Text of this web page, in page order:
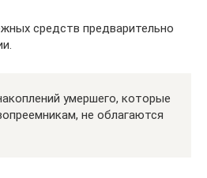
средств предварительно
умершего, которые
не облагаются